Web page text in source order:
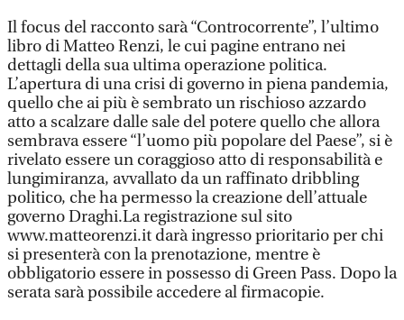
Il focus del racconto sarà “Controcorrente”, l’ultimo
libro di Matteo Renzi, le cui pagine entrano nei
dettagli della sua ultima operazione politica.
L’apertura di una crisi di governo in piena pandemia,
quello che ai più è sembrato un rischioso azzardo
atto a scalzare dalle sale del potere quello che allora
sembrava essere “l’uomo più popolare del Paese”, si è
rivelato essere un coraggioso atto di responsabilità e
lungimiranza, avvallato da un raffinato dribbling
politico, che ha permesso la creazione dell’attuale
governo Draghi.La registrazione sul sito
www.matteorenzi.it darà ingresso prioritario per chi
si presenterà con la prenotazione, mentre è
obbligatorio essere in possesso di Green Pass. Dopo la
serata sarà possibile accedere al firmacopie.